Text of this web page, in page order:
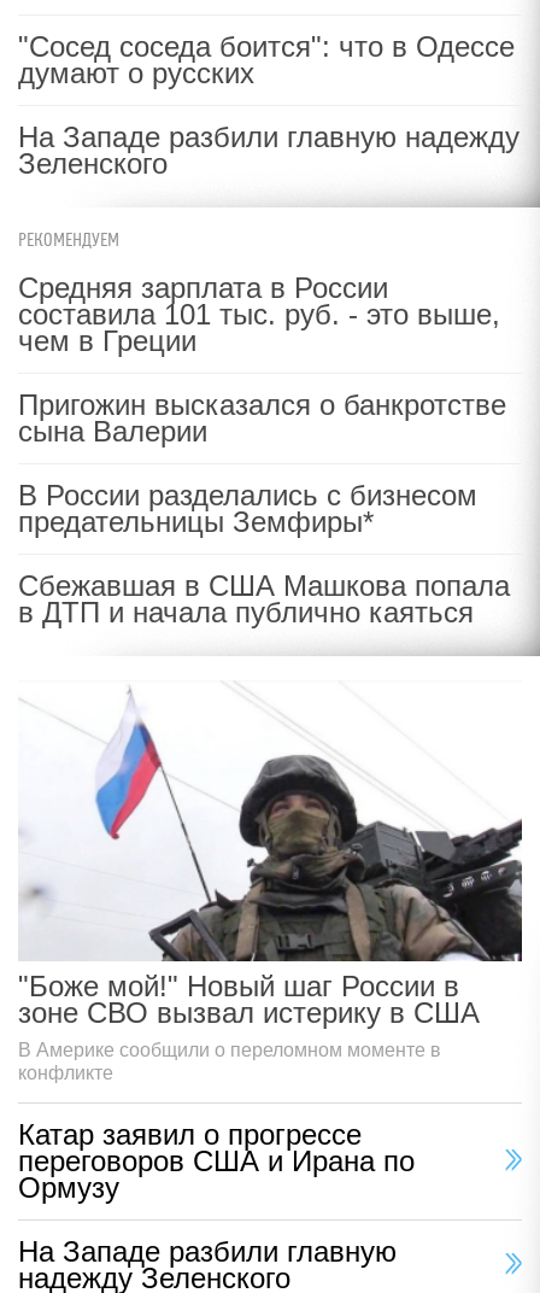
"Сосед соседа боится": что в Одессе
думают о русских
На Западе разбили главную надежду
Зеленского
РЕКОМЕНДУЕМ
Средняя зарплата в России
составила 101 тыс. руб. - это выше,
чем в Греции
Пригожин высказался о банкротстве
сына Валерии
В России разделались с бизнесом
предательницы Земфиры*
Сбежавшая в США Машкова попала
в ДТП и начала публично каяться
"Боже мой!" Новый шаг России в
зоне СВО вызвал истерику в США
В Америке сообщили о переломном моменте в
конфликте
Катар заявил о прогрессе
переговоров США и Ирана по
Ормузу
На Западе разбили главную
надежду Зеленского